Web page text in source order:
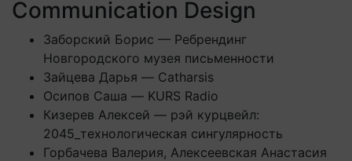
Communication Design
Заборский Борис — Ребрендинг
Новгородского музея письменности
Зайцева Дарья — Catharsis
Осипов Саша — KURS Radio
Кизерев Алексей — рэй курцвейл:
2045_технологическая сингулярность
Горбачева Валерия, Алексеевская Анастасия